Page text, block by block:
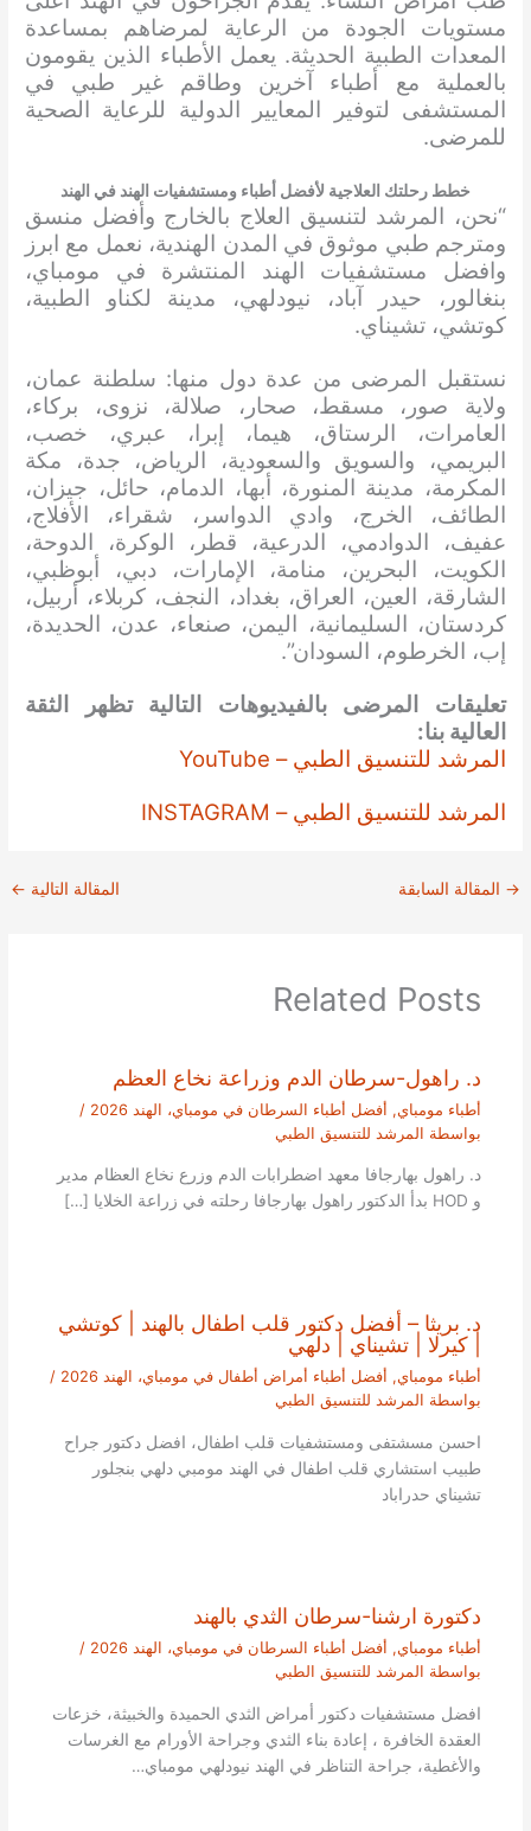
مستويات الجودة من الرعاية لمرضاهم بمساعدة
المعدات الطبية الحديثة. يعمل الأطباء الذين يقومون
بالعملية مع أطباء آخرين وطاقم غير طبي في
المستشفى لتوفير المعايير الدولية للرعاية الصحية
للمرضى.
خطط رحلتك العلاجية لأفضل أطباء ومستشفيات الهند في الهند
“نحن، المرشد لتنسيق العلاج بالخارج وأفضل منسق
ومترجم طبي موثوق في المدن الهندية، نعمل مع ابرز
وافضل مستشفيات الهند المنتشرة في مومباي،
بنغالور، حيدر آباد، نيودلهي، مدينة لكناو الطبية،
كوتشي، تشيناي.
نستقبل المرضى من عدة دول منها: سلطنة عمان،
ولاية صور، مسقط، صحار، صلالة، نزوى، بركاء،
العامرات، الرستاق، هيما، إبرا، عبري، خصب،
البريمي، والسويق والسعودية، الرياض، جدة، مكة
المكرمة، مدينة المنورة، أبها، الدمام، حائل، جيزان،
الطائف، الخرج، وادي الدواسر، شقراء، الأفلاج،
عفيف، الدوادمي، الدرعية، قطر، الوكرة، الدوحة،
الكويت، البحرين، منامة، الإمارات، دبي، أبوظبي،
الشارقة، العين، العراق، بغداد، النجف، كربلاء، أربيل،
كردستان، السليمانية، اليمن، صنعاء، عدن، الحديدة،
إب، الخرطوم، السودان”.
تعليقات المرضى بالفيديوهات التالية تظهر الثقة
العالية بنا:
المرشد للتنسيق الطبي – YouTube
المرشد للتنسيق الطبي – INSTAGRAM
→ المقالة السابقة المقالة التالية ←
Related Posts
د. راهول-سرطان الدم وزراعة نخاع العظم
أطباء مومباي, أفضل أطباء السرطان في مومباي، الهند 2026
/
بواسطة المرشد للتنسيق الطبي
د. راهول بهارجافا معهد اضطرابات الدم وزرع نخاع العظام مدير
و HOD بدأ الدكتور راهول بهارجافا رحلته في زراعة الخلايا […]
د. بريثا – أفضل دكتور قلب اطفال بالهند | كوتشي
| كيرلا | تشيناي | دلهي
أطباء مومباي, أفضل أطباء أمراض أطفال في مومباي، الهند 2026
/
بواسطة المرشد للتنسيق الطبي
احسن مسشتفى ومستشفيات قلب اطفال، افضل دكتور جراح
طبيب استشاري قلب اطفال في الهند مومبي دلهي بنجلور
تشيناي حدراباد
دكتورة ارشنا-سرطان الثدي بالهند
أطباء مومباي, أفضل أطباء السرطان في مومباي، الهند 2026
/
بواسطة المرشد للتنسيق الطبي
افضل مستشفيات دكتور أمراض الثدي الحميدة والخبيثة، خزعات
العقدة الخافرة ، إعادة بناء الثدي وجراحة الأورام مع الغرسات
والأغطية، جراحة التناظر في الهند نيودلهي مومباي…